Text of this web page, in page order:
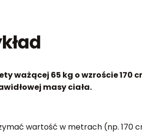
ważącej 65 kg o wzroście
masy ciała.
wartość w metrach (np. 170